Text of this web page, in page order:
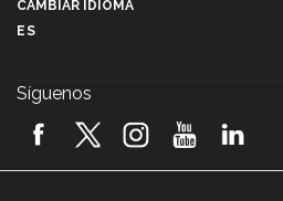
2026! (video)
CAMBIAR IDIOMA
ES
Síguenos